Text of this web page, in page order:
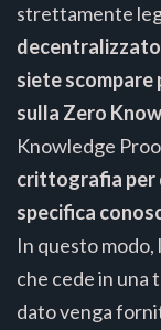
strettamente
siete
sulla Zero
Knowledge
crittografia per
specifica
In questo
che cede in una
dato venga